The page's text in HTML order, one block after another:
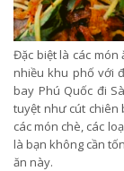
Đặc biệt là các
nhiều khu phố với
bay Phú Quốc đi
tuyệt như cút chiên
các món chè, các
là bạn không cần
ăn này.